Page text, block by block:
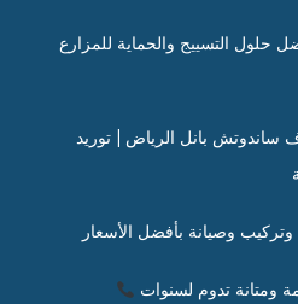
التسييج والحماية للمزارع
ساندوتش بانل الرياض | توريد
وصيانة بأفضل الأسعار
ومتانة تدوم لسنوات